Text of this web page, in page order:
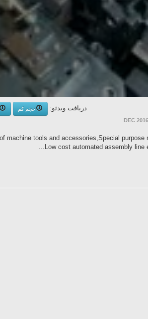
دریافت ویدئو: حجم کم
machine tools and accessories,Special purpose
Low cost automated assembly line